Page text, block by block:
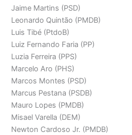
Jaime Martins (PSD)
Leonardo Quintão (PMDB)
Luis Tibé (PtdoB)
Luiz Fernando Faria (PP)
Luzia Ferreira (PPS)
Marcelo Aro (PHS)
Marcos Montes (PSD)
Marcus Pestana (PSDB)
Mauro Lopes (PMDB)
Misael Varella (DEM)
Newton Cardoso Jr. (PMDB)